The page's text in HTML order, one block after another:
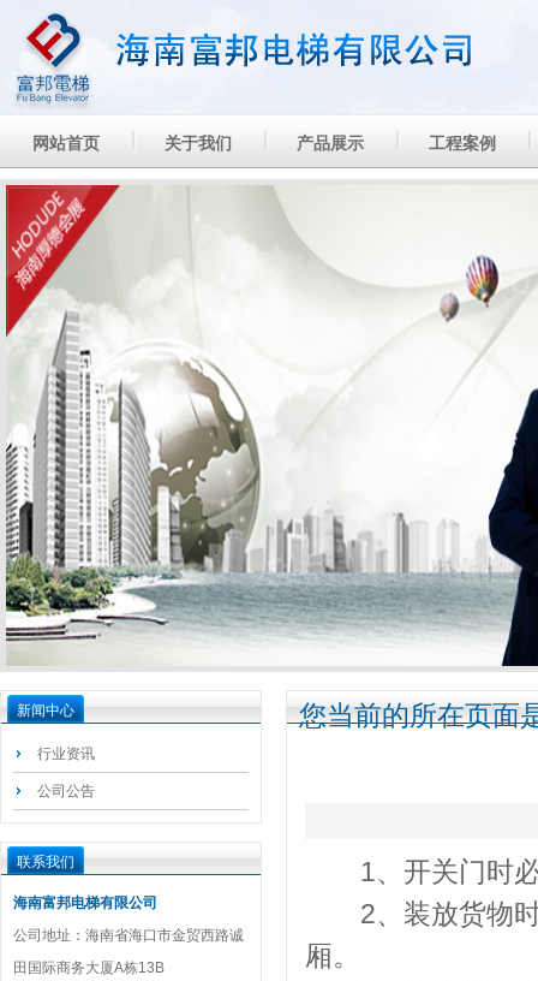
网站首页 关于我们 产品展示 工程案例
新闻中心
行业资讯
公司公告
联系我们
海南富邦电梯有限公司
公司地址：海南省海口市金贸西路诚
田国际商务大厦A栋13B
您当前的所在页面
1、开关门时必
2、装放货物时
厢。